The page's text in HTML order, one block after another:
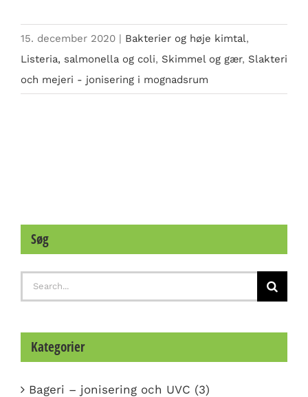
15. december 2020 Bakterier og høje kimtal,
Listeria, salmonella og coli, Skimmel og gær, Slakteri
och mejeri - jonisering i mognadsrum
Søg
Search
for:
Kategorier
Bageri – jonisering och UVC (3)